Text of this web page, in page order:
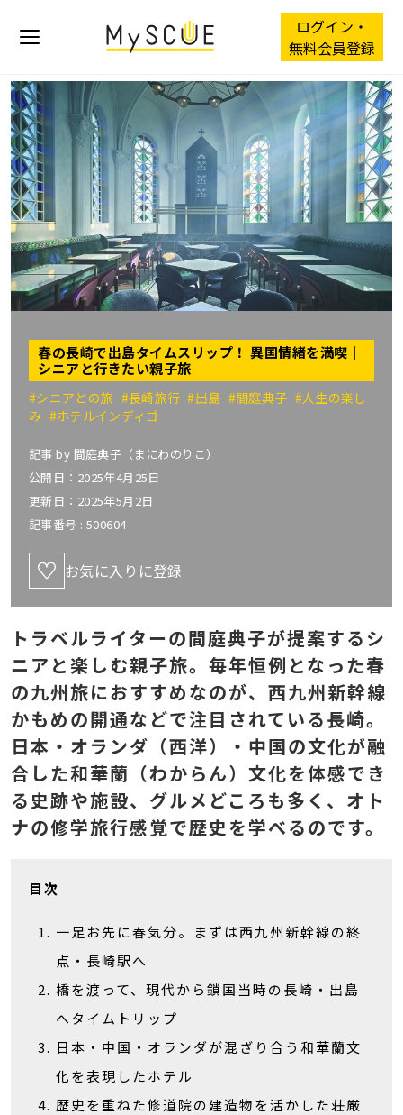
ログイン・
無料会員登録
春の長崎で出島タイムスリップ！ 異国情緒を満喫｜
シニアと行きたい親子旅
#シニアとの旅 #長崎旅行#出島 #間庭典子 #人生の楽し
み #ホテルインディゴ
記事 by 間庭典子（まにわのりこ）
公開日：2025年4月25日
更新日：2025年5月2日
記事番号 : 500604
お気に入りに登録
トラベルライターの間庭典子が提案するシ
ニアと楽しむ親子旅。毎年恒例となった春
の九州旅におすすめなのが、西九州新幹線
かもめの開通などで注目されている長崎。
日本・オランダ（西洋）・中国の文化が融
合した和華蘭（わからん）文化を体感でき
る史跡や施設、グルメどころも多く、オト
ナの修学旅行感覚で歴史を学べるのです。
目次
一足お先に春気分。まずは西九州新幹線の終
点・長崎駅へ
橋を渡って、現代から鎖国当時の長崎・出島
へタイムトリップ
日本・中国・オランダが混ざり合う和華蘭文
化を表現したホテル
歴史を重ねた修道院の建造物を活かした荘厳